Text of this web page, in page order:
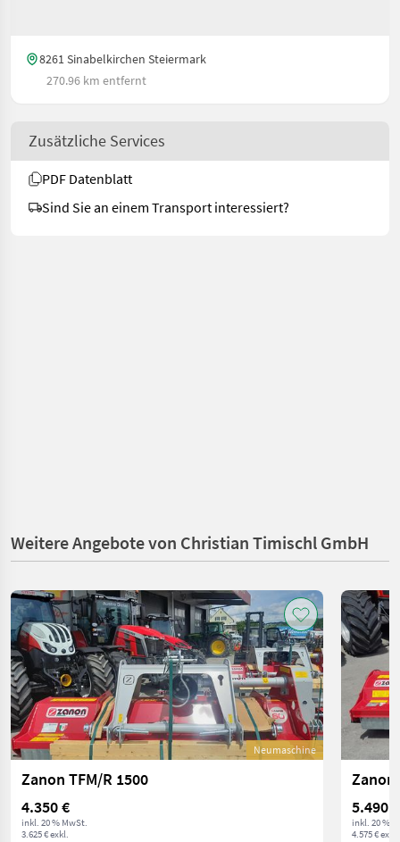
8261 Sinabelkirchen Steiermark
270.96 km entfernt
Zusätzliche Services
PDF Datenblatt
Sind Sie an einem Transport interessiert?
Weitere Angebote von Christian Timischl GmbH
Neumaschine
Zanon TFM/R 1500
4.350 €
inkl. 20 % MwSt.
3.625 € exkl.
Zanon
5.490 €
inkl. 20 %
4.575 € exkl.